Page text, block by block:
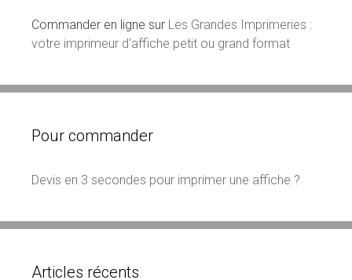
Commander en ligne sur Les Grandes Imprimeries :
votre imprimeur d'affiche petit ou grand format
Pour commander
Devis en 3 secondes pour imprimer une affiche ?
Articles récents